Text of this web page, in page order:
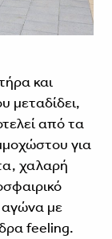
και
μεταδίδει,
από τα
για
χαλαρή
αγώνα με
feeling.